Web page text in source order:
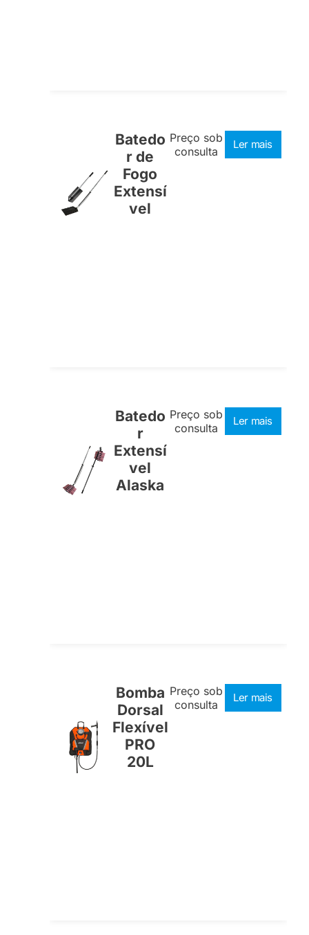
Batedo
r de
Fogo
Extensí
vel
Preço sob
consulta
Ler mais
Batedo
r
Extensí
vel
Alaska
Preço sob
consulta
Ler mais
Bomba
Dorsal
Flexível
PRO
20L
Preço sob
consulta
Ler mais